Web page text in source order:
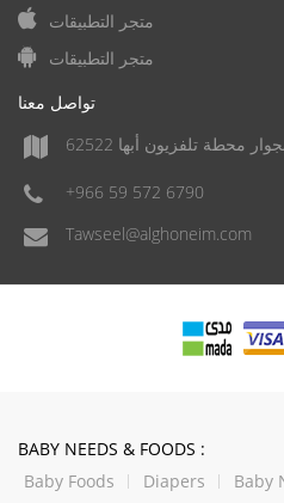
متجر التطبيقات
متجر التطبيقات
تواصل معنا
محطة تلفزيون أبها 62522
+966 59 572 6790
Tawseel@alghoneim.com
BABY NEEDS & FOODS :
Baby Foods
Diapers Baby